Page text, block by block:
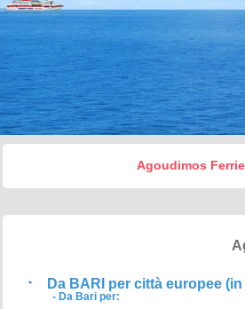
Agoudimos
Da BARI per città europee (in
- Da Bari per: